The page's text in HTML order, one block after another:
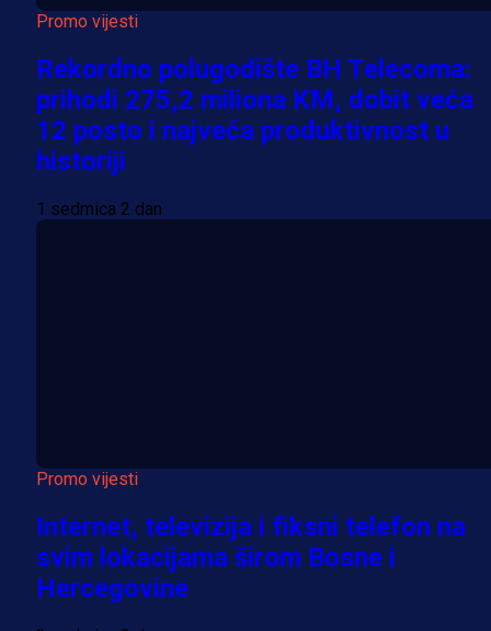
Promo vijesti
Rekordno polugodište BH Telecoma:
prihodi 275,2 miliona KM, dobit veća
12 posto i najveća produktivnost u
historiji
1 sedmica 2 dan
Promo vijesti
Internet, televizija i fiksni telefon na
svim lokacijama širom Bosne i
Hercegovine